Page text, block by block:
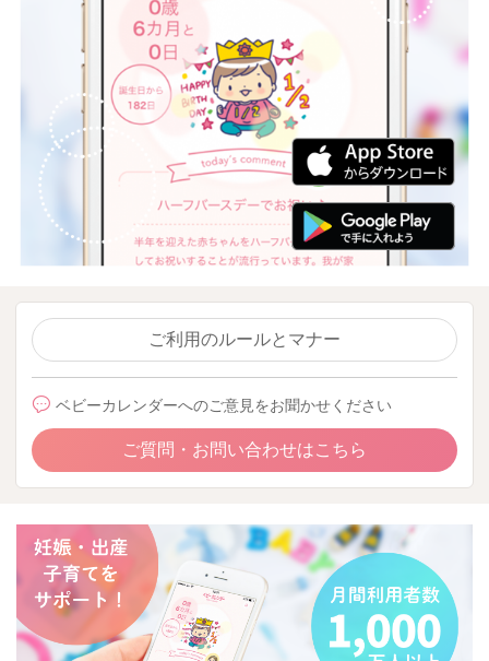
ご利用のルールとマナー
ベビーカレンダーへのご意見をお聞かせください
ご質問・お問い合わせはこちら